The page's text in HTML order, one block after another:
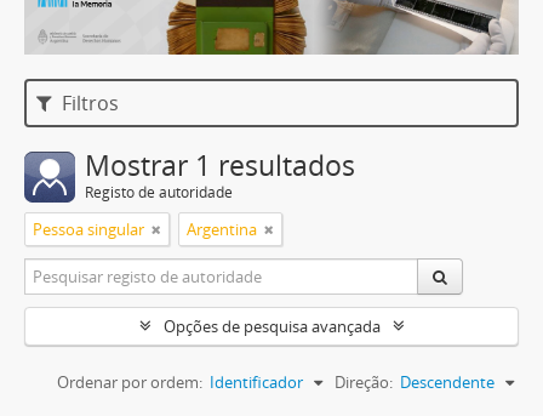
Filtros
Mostrar 1 resultados
Registo de autoridade
Pessoa singular Argentina
Opções de pesquisa avançada
Ordenar por ordem: Identificador Direção: Descendente